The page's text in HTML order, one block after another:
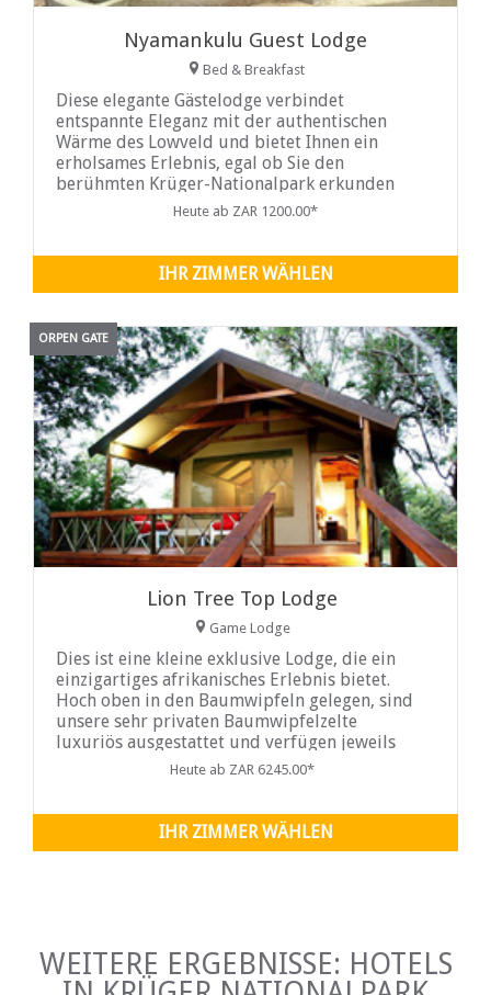
Nyamankulu Guest Lodge
Bed & Breakfast
Diese elegante Gästelodge verbindet
entspannte Eleganz mit der authentischen
Wärme des Lowveld und bietet Ihnen ein
erholsames Erlebnis, egal ob Sie den
berühmten Krüger-Nationalpark erkunden
oder einfach nur einen ruhigen Rückzugsort
einer Atmosphäre empfangen, die
Heute ab ZAR 1200.00*
IHR ZIMMER WÄHLEN
ORPEN GATE
Lion Tree Top Lodge
Game Lodge
Dies ist eine kleine exklusive Lodge, die ein
einzigartiges afrikanisches Erlebnis bietet.
Hoch oben in den Baumwipfeln gelegen, sind
unsere sehr privaten Baumwipfelzelte
luxuriös ausgestattet und verfügen jeweils
über große private Decks, auf denen Sie Ihre
Heute ab ZAR 6245.00*
IHR ZIMMER WÄHLEN
WEITERE ERGEBNISSE: HOTELS